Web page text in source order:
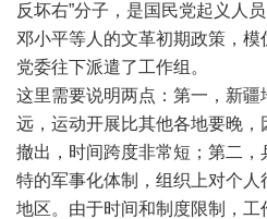
反坏右”分子，是国民党起义人
邓小平等人的文革初期政策，
党委往下派遣了工作组。
这里需要说明两点：第一，新
远，运动开展比其他各地要晚，
撤出，时间跨度非常短；第二
特的军事化体制，组织上对个
地区。由于时间和制度限制，